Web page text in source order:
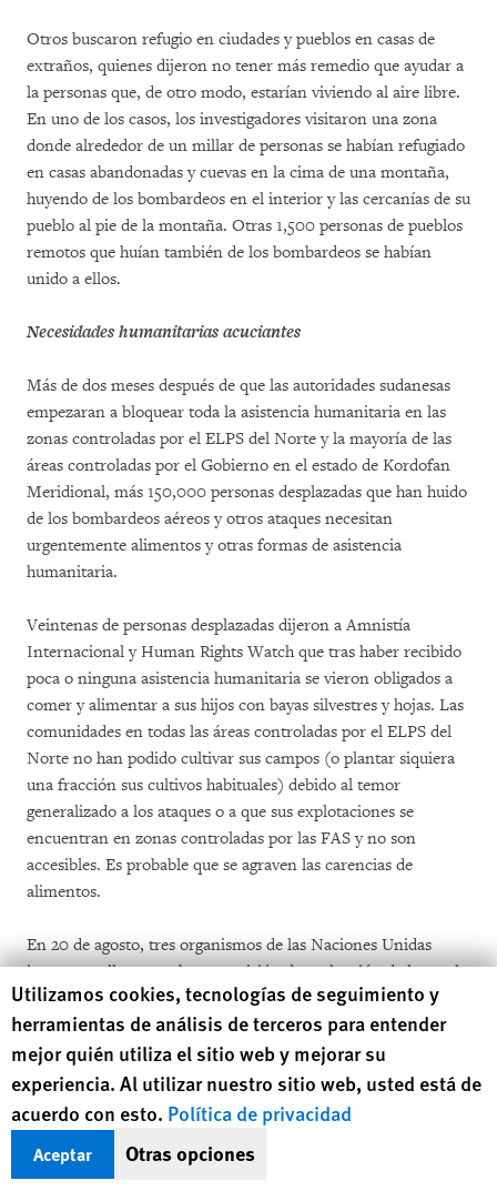
Otros buscaron refugio en ciudades y pueblos en casas de
extraños, quienes dijeron no tener más remedio que ayudar a
la personas que, de otro modo, estarían viviendo al aire libre.
En uno de los casos, los investigadores visitaron una zona
donde alrededor de un millar de personas se habían refugiado
en casas abandonadas y cuevas en la cima de una montaña,
huyendo de los bombardeos en el interior y las cercanías de su
pueblo al pie de la montaña. Otras 1,500 personas de pueblos
remotos que huían también de los bombardeos se habían
unido a ellos.
Necesidades humanitarias acuciantes
Más de dos meses después de que las autoridades sudanesas
empezaran a bloquear toda la asistencia humanitaria en las
zonas controladas por el ELPS del Norte y la mayoría de las
áreas controladas por el Gobierno en el estado de Kordofan
Meridional, más 150,000 personas desplazadas que han huido
de los bombardeos aéreos y otros ataques necesitan
urgentemente alimentos y otras formas de asistencia
humanitaria.
Veintenas de personas desplazadas dijeron a Amnistía
Internacional y Human Rights Watch que tras haber recibido
poca o ninguna asistencia humanitaria se vieron obligados a
comer y alimentar a sus hijos con bayas silvestres y hojas. Las
comunidades en todas las áreas controladas por el ELPS del
Norte no han podido cultivar sus campos (o plantar siquiera
una fracción sus cultivos habituales) debido al temor
generalizado a los ataques o a que sus explotaciones se
encuentran en zonas controladas por las FAS y no son
accesibles. Es probable que se agraven las carencias de
alimentos.
En 20 de agosto, tres organismos de las Naciones Unidas
intentaron llevar a cabo una misión de evaluación de lo que la
ONU denominó “varios lugares” en Kordofan Meridional,
entre ellos zonas controladas por el MLPS del Norte.
Estuvieron acompañados por funcionarios del Gobierno
sudanés, incluyendo agentes de inteligencia militar, y sólo
pudieron visitar Kadugli, una ciudad controlada por el
Gobierno. Las autoridades no les dieron permiso para viajar a
otras áreas.
Human Rights Watch cookie preferences
Utilizamos cookies, tecnologías de seguimiento y
herramientas de análisis de terceros para entender
mejor quién utiliza el sitio web y mejorar su
experiencia. Al utilizar nuestro sitio web, usted está de
acuerdo con esto. Política de privacidad
Aceptar Otras opciones